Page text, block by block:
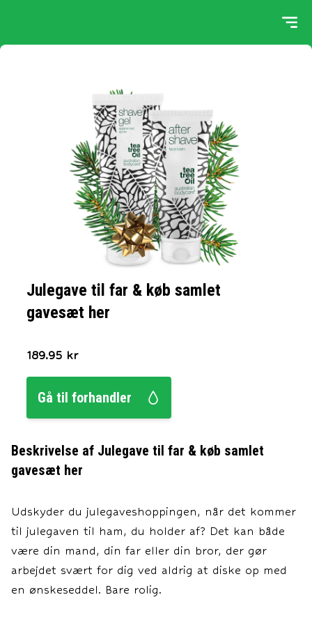
Julegave til far & køb samlet
gavesæt her
189.95 kr
Gå til forhandler
Beskrivelse af Julegave til far & køb samlet
gavesæt her
Udskyder du julegaveshoppingen, når det kommer
til julegaven til ham, du holder af? Det kan både
være din mand, din far eller din bror, der gør
arbejdet svært for dig ved aldrig at diske op med
en ønskeseddel. Bare rolig.